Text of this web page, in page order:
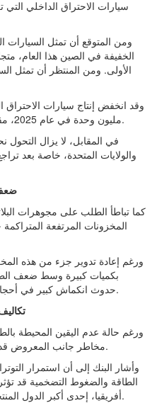
سيارات الاحتراق الداخلي
الخفيفة في الصين هذا العام،
مليون وحدة في عام 2025، مقارنة بـ21 مليون وحدة في عام 2020.
في المقابل، لا يزال التحول
والولايات المتحدة، خاصة بعد
كما تباطأ الطلب على مجوهرات
ورغم إعادة تدوير جزء من هذه
بكميات كبيرة وسط ضعف
حدوث انكماش كبير في أحجام تصنيع المجوهرات الصينية هذا العام.
ورغم حالة عدم اليقين المحيطة
مخاطر جانب المعروض قد تصبح أكثر أهمية خلال الفترة المقبلة.
وأشار البنك إلى أن استمرار
الطاقة والضغوط التضخمية قد
أفريقيا، إحدى أكبر الدول المنتجة لمعادن مجموعة البلاتين في العالم.